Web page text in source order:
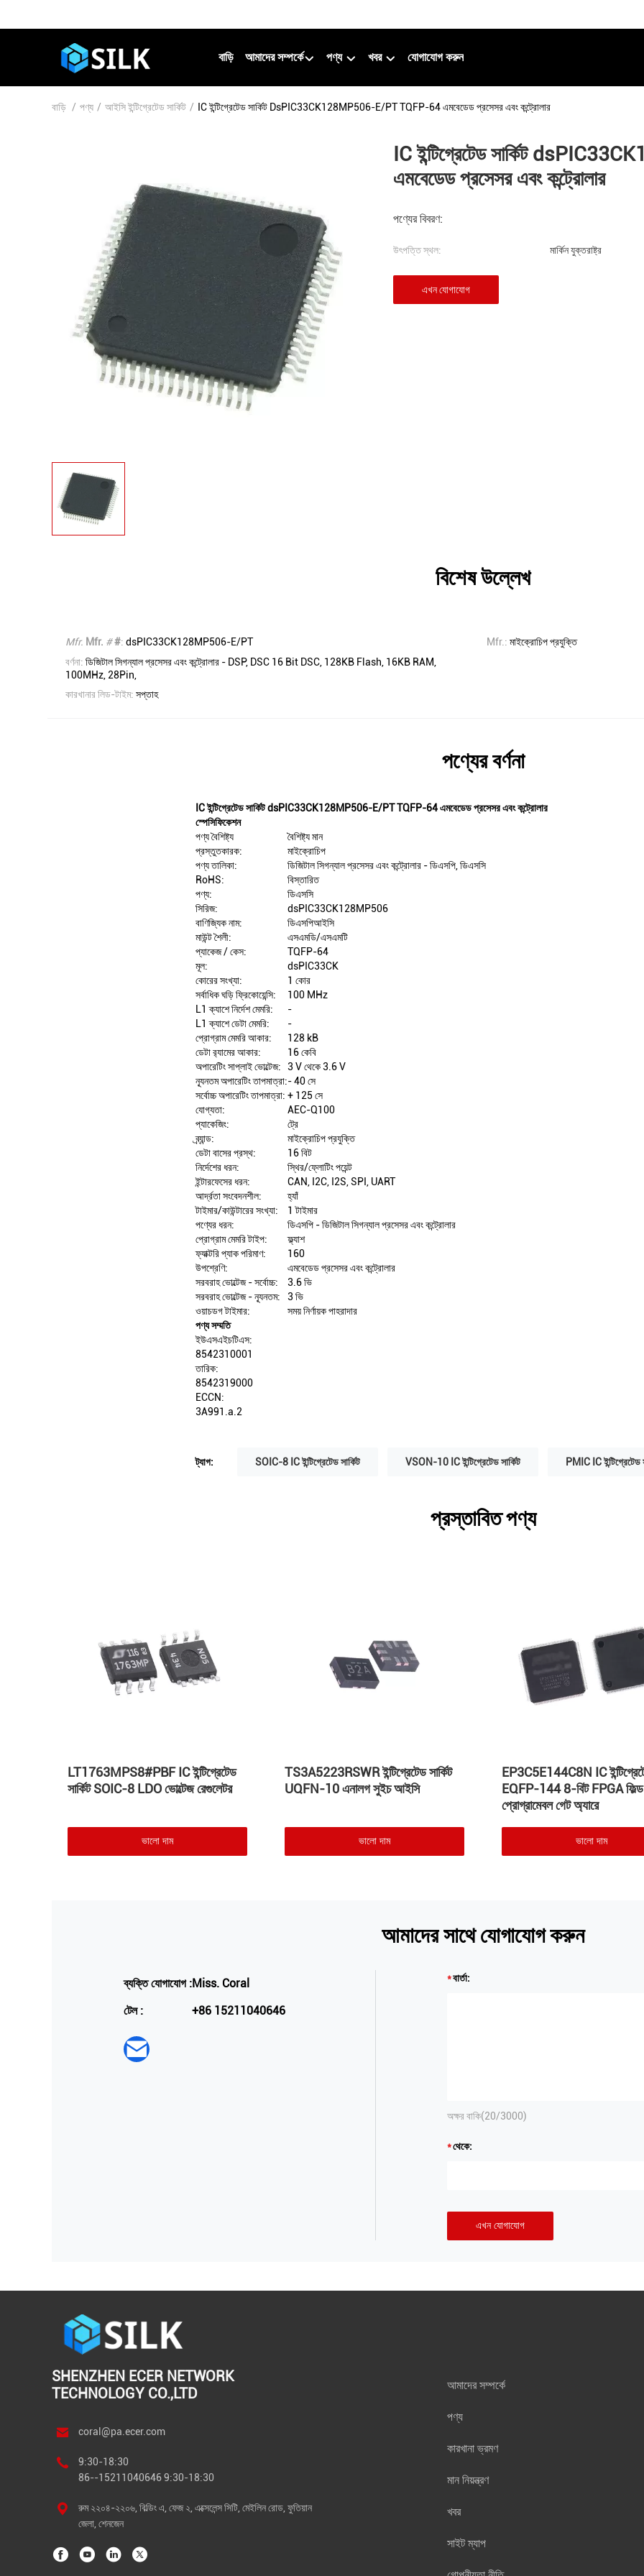
বাড়ি আমাদের সম্পর্কে পণ্য খবর যোগাযোগ করুন
বাড়ি / পণ্য / আইসি ইন্টিগ্রেটেড সার্কিট / IC ইন্টিগ্রেটেড সার্কিট DsPIC33CK128MP506-E/PT TQFP-64 এমবেডেড প্রসেসর এবং কন্ট্রোলার
IC ইন্টিগ্রেটেড সার্কিট
এমবেডেড প্রসেসর এবং কন্ট্রোলার
পণ্যের বিবরণ:
উৎপত্তি স্থল: মার্কিন যুক্তরাষ্ট্র
এখন যোগাযোগ
বিশেষ উল্লেখ
Mfr. Mfr. ##: dsPIC33CK128MP506-E/PT Mfr.: মাইক্রোচিপ প্রযুক্তি
বর্ণনা: ডিজিটাল সিগন্যাল প্রসেসর এবং কন্ট্রোলার - DSP, DSC 16 Bit DSC, 128KB Flash, 16KB RAM,
100MHz, 28Pin,
কারখানার লিড-টাইম: সপ্তাহ
পণ্যের বর্ণনা
IC ইন্টিগ্রেটেড সার্কিট dsPIC33CK128MP506-E/PT TQFP-64 এমবেডেড প্রসেসর এবং কন্ট্রোলার
স্পেসিফিকেশন
পণ্য বৈশিষ্ট্য
বৈশিষ্ট্য মান
প্রস্তুতকারক:
মাইক্রোচিপ
পণ্য তালিকা:
ডিজিটাল সিগন্যাল প্রসেসর এবং কন্ট্রোলার - ডিএসপি, ডিএসসি
RoHS:
বিস্তারিত
পণ্য:
ডিএসসি
সিরিজ:
dsPIC33CK128MP506
বাণিজ্যিক নাম:
ডিএসপিআইসি
মাউন্ট শৈলী:
এসএমডি/এসএমটি
প্যাকেজ / কেস:
TQFP-64
মূল:
dsPIC33CK
কোরের সংখ্যা:
1 কোর
সর্বাধিক ঘড়ি ফ্রিকোয়েন্সি:
100 MHz
L1 ক্যাশে নির্দেশ মেমরি:
-
L1 ক্যাশে ডেটা মেমরি:
-
প্রোগ্রাম মেমরি আকার:
128 kB
ডেটা র‍্যামের আকার:
16 কেবি
অপারেটিং সাপ্লাই ভোল্টেজ:
3 V থেকে 3.6 V
ন্যূনতম অপারেটিং তাপমাত্রা:- 40 সে
সর্বোচ্চ অপারেটিং তাপমাত্রা: + 125 সে
যোগ্যতা:
AEC-Q100
প্যাকেজিং:
ট্রে
ব্র্যান্ড:
মাইক্রোচিপ প্রযুক্তি
ডেটা বাসের প্রস্থ:
16 বিট
নির্দেশের ধরন:
স্থির/ফ্লোটিং পয়েন্ট
ইন্টারফেসের ধরন:
CAN, I2C, I2S, SPI, UART
আর্দ্রতা সংবেদনশীল:
হ্যাঁ
টাইমার/কাউন্টারের সংখ্যা:
1 টাইমার
পণ্যের ধরন:
ডিএসপি - ডিজিটাল সিগন্যাল প্রসেসর এবং কন্ট্রোলার
প্রোগ্রাম মেমরি টাইপ:
ফ্ল্যাশ
ফ্যাক্টরি প্যাক পরিমাণ:
160
উপশ্রেণি:
এমবেডেড প্রসেসর এবং কন্ট্রোলার
সরবরাহ ভোল্টেজ - সর্বোচ্চ:
3.6 ভি
সরবরাহ ভোল্টেজ - ন্যূনতম:
3 ভি
ওয়াচডগ টাইমার:
সময় নির্ণায়ক পাহরাদার
পণ্য সম্মতি
ইউএসএইচটিএস:
8542310001
তারিক:
8542319000
ECCN:
3A991.a.2
ট্যাগ: SOIC-8 IC ইন্টিগ্রেটেড সার্কিট VSON-10 IC ইন্টিগ্রেটেড সার্কিট PMIC IC ইন্টিগ্রেটেড
প্রস্তাবিত পণ্য
LT1763MPS8#PBF IC ইন্টিগ্রেটেড
সার্কিট SOIC-8 LDO ভোল্টেজ রেগুলেটর
ভালো দাম
TS3A5223RSWR ইন্টিগ্রেটেড সার্কিট
UQFN-10 এনালগ সুইচ আইসি
ভালো দাম
EP3C5E144C8N IC
EQFP-144 8-বিট FPGA ফিল্ড
প্রোগ্রামেবল গেট অ্যারে
ভালো দাম
আমাদের সাথে যোগাযোগ করুন
ব্যক্তি যোগাযোগ :Miss. Coral
টেল :
+86 15211040646
বার্তা:
অক্ষর বাকি(20/3000)
থেকে:
এখন যোগাযোগ
SHENZHEN ECER NETWORK
TECHNOLOGY CO.,LTD
coral@pa.ecer.com
9:30-18:30
86--15211040646 9:30-18:30
রুম ২২০৪-২২০৬, বিল্ডিং এ, ফেজ ২, এক্সেলেন্স সিটি, মেইলিন রোড, ফুতিয়ান
জেলা, শেনজেন
আমাদের সম্পর্কে
পণ্য
কারখানা ভ্রমণ
মান নিয়ন্ত্রণ
খবর
সাইট ম্যাপ